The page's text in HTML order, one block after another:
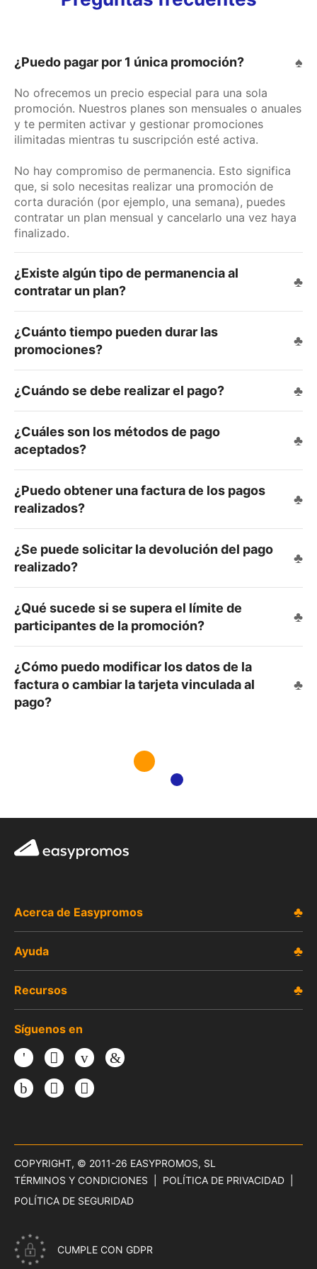
BÁSICO
BÁSICO PRO PREMIUM
SORTEOS Y MÁS
Sorteo con registro
Sorteo en Instagram
Sorteo en Facebook
Sorteo en Twitter
Sorteo multired
Sorteo de un listado
Sorteo en vivo
Automatizaciones de mensajes en Instagram
Votaciones online
Concurso de fotos
Concurso de vídeos
Escenarios
Mención + hashtag
Invita y gana
JUEGOS
Puzzle
Memory
Libre directo
Objetos ocultos
La torre
Letras locas
Buscaminas
CUESTIONARIOS
Quiz multirruta
Escoge tu favorito
Gusta o No gusta
¿Puedo pagar por 1 única promoción?
No ofrecemos un precio especial para una sola
promoción. Nuestros planes son mensuales o anuales
y te permiten activar y gestionar promociones
ilimitadas mientras tu suscripción esté activa.
No hay compromiso de permanencia. Esto significa
que, si solo necesitas realizar una promoción de
corta duración (por ejemplo, una semana), puedes
contratar un plan mensual y cancelarlo una vez haya
finalizado.
¿Existe algún tipo de permanencia al
contratar un plan?
¿Cuánto tiempo pueden durar las
promociones?
¿Cuándo se debe realizar el pago?
¿Cuáles son los métodos de pago
aceptados?
¿Puedo obtener una factura de los pagos
realizados?
¿Se puede solicitar la devolución del pago
realizado?
¿Qué sucede si se supera el límite de
participantes de la promoción?
¿Cómo puedo modificar los datos de la
factura o cambiar la tarjeta vinculada al
pago?
Easypromos
Acerca de Easypromos
Ayuda
Recursos
Síguenos en
Facebook
TwitterYoutubeLinkedIn
Instagram
TikTokThreads
COPYRIGHT, © 2011-26 EASYPROMOS, SL
TÉRMINOS Y CONDICIONES
POLÍTICA DE PRIVACIDAD
POLÍTICA DE SEGURIDAD
CUMPLE CON GDPR